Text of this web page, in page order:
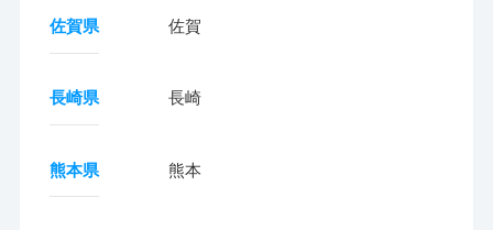
佐賀県 佐賀
長崎県 長崎
熊本県 熊本